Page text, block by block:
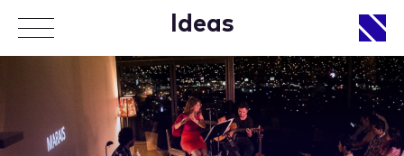
Ideas
APPROACH